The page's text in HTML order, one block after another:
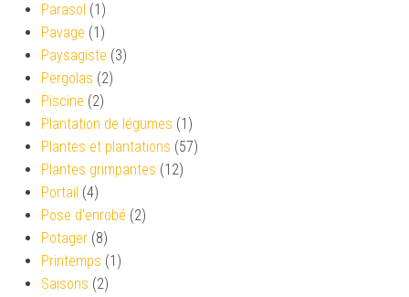
Parasol (1)
Pavage (1)
Paysagiste (3)
Pergolas (2)
Piscine (2)
Plantation de légumes (1)
Plantes et plantations (57)
Plantes grimpantes (12)
Portail (4)
Pose d'enrobé (2)
Potager (8)
Printemps (1)
Saisons (2)